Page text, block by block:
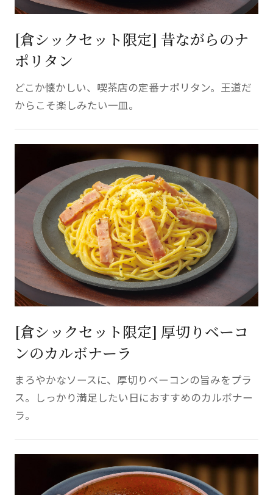
[倉シックセット限定] 昔ながらのナ
ポリタン
どこか懐かしい、喫茶店の定番ナポリタン。王道だ
からこそ楽しみたい一皿。
[倉シックセット限定] 厚切りベーコ
ンのカルボナーラ
まろやかなソースに、厚切りベーコンの旨みをプラ
ス。しっかり満足したい日におすすめのカルボナー
ラ。